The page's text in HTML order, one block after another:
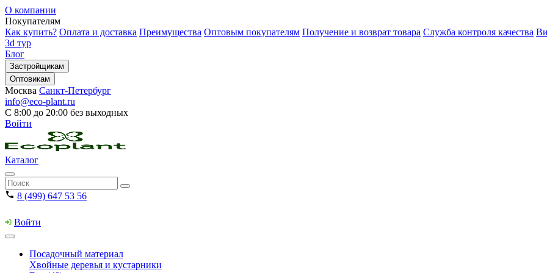
О компании
Покупателям
Как купить? Оплата и доставка Преимущества Оптовым покупателям Получение и возврат товара Служба контроля качества
3d тур
Блог
Застройщикам
Оптовикам
Москва Санкт-Петербург
info@eco-plant.ru
С 8:00 до 20:00 без выходных
Войти
Каталог
8 (499) 647 53 56
Войти
Посадочный материал
Хвойные деревья и кустарники